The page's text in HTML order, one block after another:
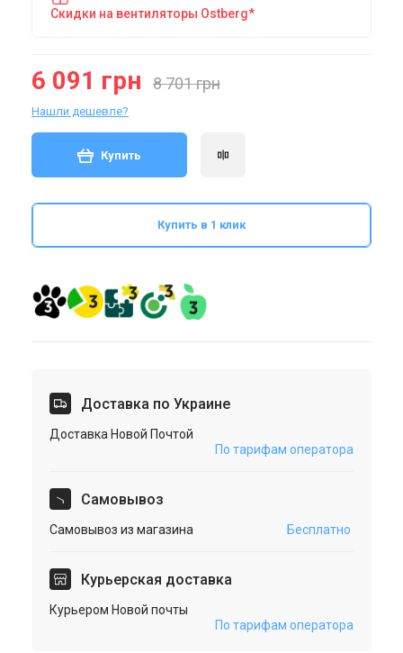
Скидки на вентиляторы Ostberg*
6 091 грн 8 701 грн
Нашли дешевле?
Купить
Купить в 1 клик
Доставка по Украине
Доставка Новой Почтой
По тарифам оператора
Cамовывоз
Самовывоз из магазина Бесплатно
Курьерская доставка
Курьером Новой почты
По тарифам оператора